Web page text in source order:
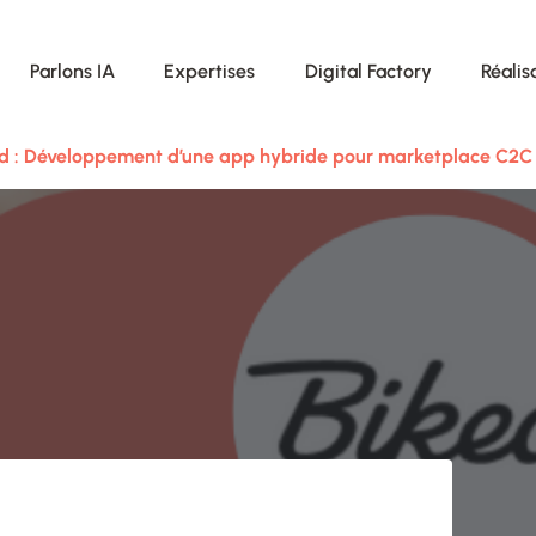
Parlons IA Expertises Digital Factory
: Développement d’une app hybride pour marketplace C2C